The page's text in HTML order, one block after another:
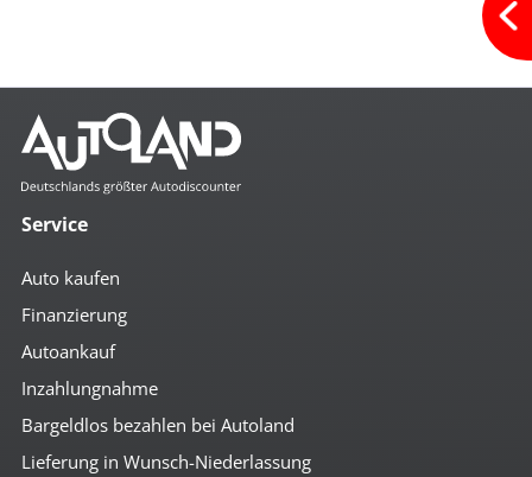
Service
Auto kaufen
Finanzierung
Autoankauf
Inzahlungnahme
Bargeldlos bezahlen bei Autoland
Lieferung in Wunsch-Niederlassung